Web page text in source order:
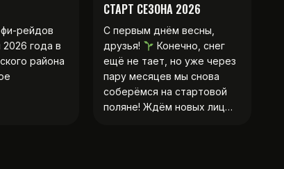
рейдов
2026 года в
района
СТАРТ СЕЗОНА 2026
С первым днём весны,
друзья!
Конечно, снег
ещё не тает, но уже через
пару месяцев мы снова
соберёмся на стартовой
поляне! Ждём новых лиц…